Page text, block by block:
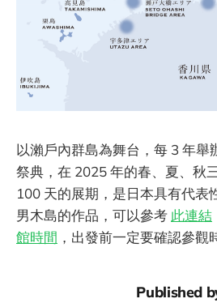
以瀨戶內群島為舞台，每 3 年舉
祭典，在 2025 年的春、夏、秋
100 天的展期，是日本具有代表
男木島的作品，可以參考 此連結
館時間 ，出發前一定要確認參觀
Published